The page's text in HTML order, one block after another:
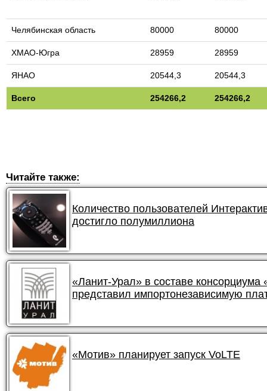
Всего 254266,2 254266,2
Челябинская область 80000 80000
ХМАО-Югра 28959 28959
ЯНАО 20544,3 20544,3
Читайте также:
Количество пользователей
достигло полумиллиона
«Ланит-Урал» в составе
представил импортонезависимую
«Мотив» планирует запуск VoLTE